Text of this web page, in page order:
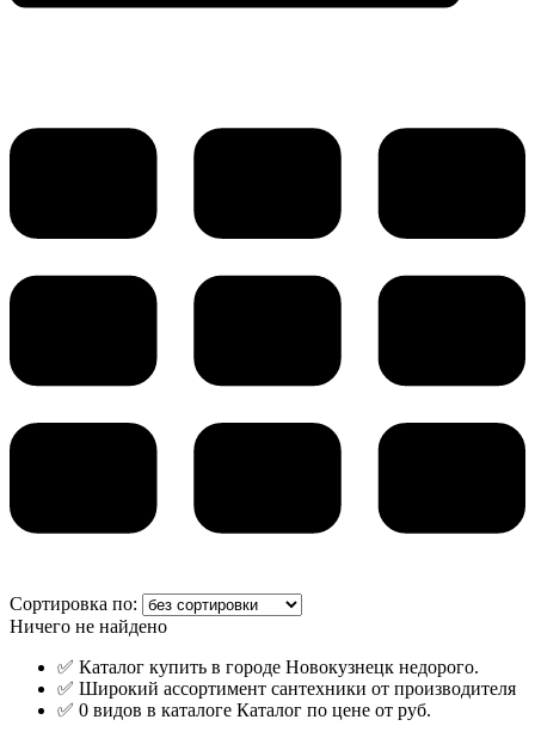
Сортировка по:
Ничего не найдено
✅ Каталог купить в городе Новокузнецк недорого.
✅ Широкий ассортимент сантехники от производителя
✅ 0 видов в каталоге Каталог по цене от руб.